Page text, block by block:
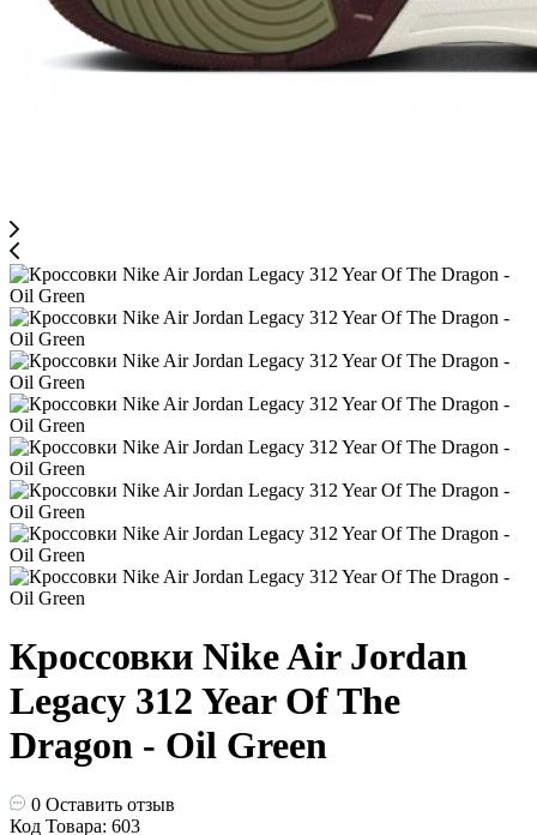
Кроссовки Nike Air Jordan
Legacy 312 Year Of The
Dragon - Oil Green
0 Оставить отзыв
Код Товара: 603